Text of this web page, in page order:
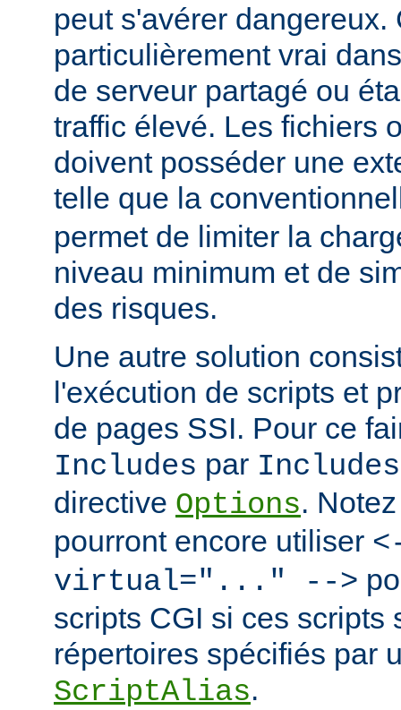
peut s'avérer dangereux.
particulièrement vrai
de serveur partagé ou
traffic élevé. Les fichiers
doivent posséder une
telle que la
permet de limiter la
niveau minimum et de
des risques.
Une autre solution
l'exécution de scripts et
de pages SSI. Pour ce
Includes par
directive Options.
pourront encore utiliser
virtual="..." -->
scripts CGI si ces scripts
répertoires spécifiés par
ScriptAlias.